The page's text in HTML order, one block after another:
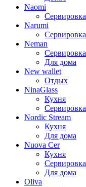
Naomi
Сервировка
Narumi
Сервировка
Neman
Сервировка
Для дома
New wallet
Отдых
NinaGlass
Кухня
Сервировка
Nordic Stream
Кухня
Для дома
Nuova Cer
Кухня
Сервировка
Для дома
Oliva